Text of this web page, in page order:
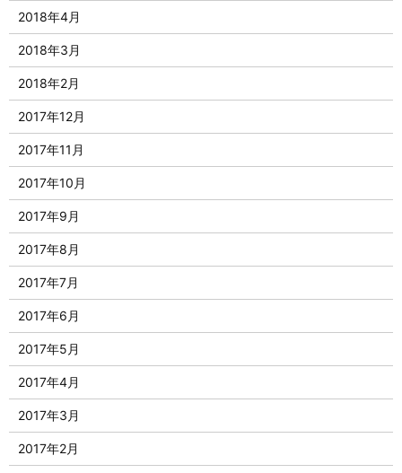
2018年4月
2018年3月
2018年2月
2017年12月
2017年11月
2017年10月
2017年9月
2017年8月
2017年7月
2017年6月
2017年5月
2017年4月
2017年3月
2017年2月